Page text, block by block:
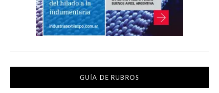
GUÍA DE RUBROS